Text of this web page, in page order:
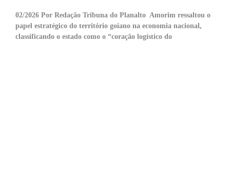
02/2026 Por Redação Tribuna do Planalto Amorim ressaltou o
papel estratégico do território goiano na economia nacional,
classificando o estado como o “coração logístico do